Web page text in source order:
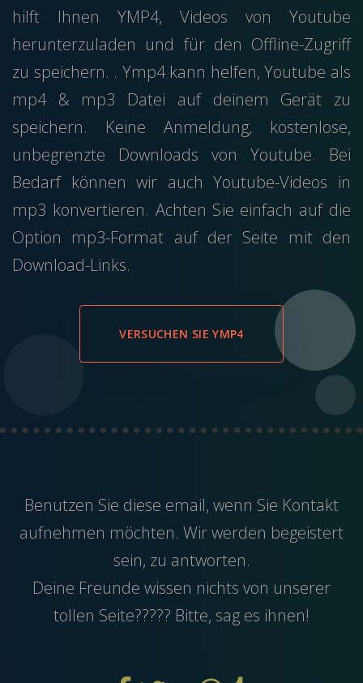
hilft Ihnen YMP4, Videos von Youtube
herunterzuladen und für den Offline-Zugriff
zu speichern. . Ymp4 kann helfen, Youtube als
mp4 & mp3 Datei auf deinem Gerät zu
speichern. Keine Anmeldung, kostenlose,
unbegrenzte Downloads von Youtube. Bei
Bedarf können wir auch Youtube-Videos in
mp3 konvertieren. Achten Sie einfach auf die
Option mp3-Format auf der Seite mit den
Download-Links.
VERSUCHEN SIE YMP4
Benutzen Sie diese email, wenn Sie Kontakt
aufnehmen möchten. Wir werden begeistert
sein, zu antworten.
Deine Freunde wissen nichts von unserer
tollen Seite????? Bitte, sag es ihnen!